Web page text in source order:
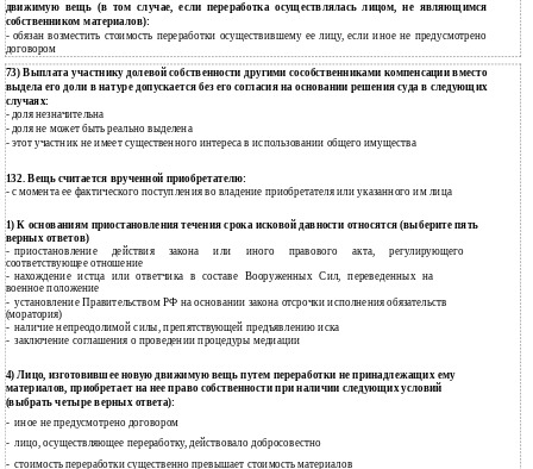
движимую вещь (в том случае, если переработка осуществлялась лицом, не являющимся
собственником материалов):
- обязан возместить стоимость переработки осуществившему ее лицу, если иное не предусмотрено
договором
73) Выплата участнику долевой собственности другими сособственниками компенсации вместо
выдела его доли в натуре допускается без его согласия на основании решения суда в следующих
случаях:
- доля незначительна
- доля не может быть реально выделена
- этот участник не имеет существенного интереса в использовании общего имущества
132. Вещь считается врученной приобретателю:
- с момента ее фактического поступления во владение приобретателя или указанного им лица
1) К основаниям приостановления течения срока исковой давности относятся (выберите пять
верных ответов)
- приостановление действия закона или иного правового акта, регулирующего
соответствующее отношение
- нахождение истца или ответчика в составе Вооруженных Сил, переведенных на
военное положение
- установление Правительством РФ на основании закона отсрочки исполнения обязательств
(моратория)
- наличие непреодолимой силы, препятствующей предъявлению иска
- заключение соглашения о проведении процедуры медиации
4) Лицо, изготовившее новую движимую вещь путем переработки не принадлежащих ему
материалов, приобретает на нее право собственности при наличии следующих условий
(выбрать четыре верных ответа):
- иное не предусмотрено договором
- лицо, осуществляющее переработку, действовало добросовестно
- стоимость переработки существенно превышает стоимость материалов